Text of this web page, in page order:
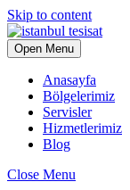
Skip to content
Open Menu
Anasayfa
Bölgelerimiz
Servisler
Hizmetlerimiz
Blog
Close Menu